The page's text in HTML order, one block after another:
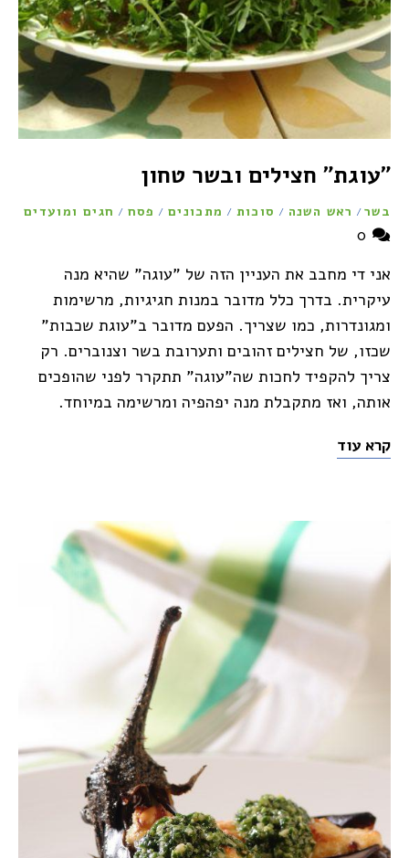
"עוגת" חצילים ובשר טחון
בשר / ראש השנה / סוכות / מתכונים / פסח / חגים ומועדים
אני די מחבב את העניין הזה של "עוגה" שהיא מנה
עיקרית. בדרך כלל מדובר במנות חגיגיות, מרשימות
ומגונדרות, כמו שצריך. הפעם מדובר ב"עוגת שכבות"
שכזו, של חצילים זהובים ותערובת בשר וצנוברים. רק
צריך להקפיד לחכות שה"עוגה" תתקרר לפני שהופכים
אותה, ואז מתקבלת מנה יפהפיה ומרשימה במיוחד.
קרא עוד